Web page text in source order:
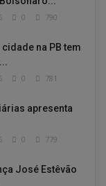
0 790
na PB tem
0 781
apresenta
0 779
José Estêvão